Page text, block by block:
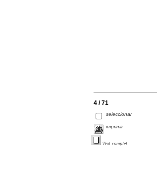
4 / 71
seleccionar
imprimir
Text complet